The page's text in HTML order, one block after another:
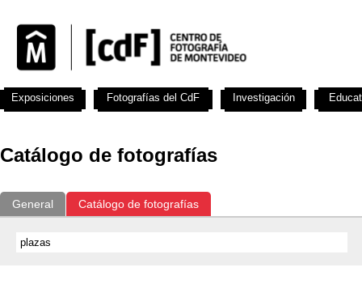
Catálogo de fotografías
General Catálogo de fotografías
Exposiciones Fotografías del CdF Investigación